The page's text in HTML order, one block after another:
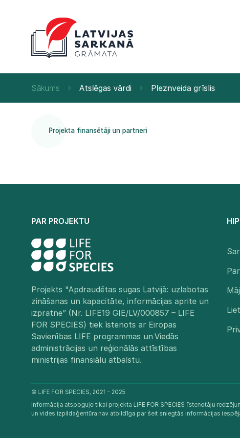
Sākums Atslēgas vārdi Pleznveida grīslis
Projekta finansētāji un partneri
PAR PROJEKTU
Projekts "Apdraudētas sugas Latvijā: uzlabotas
zināšanas un kapacitāte, informācijas aprite un
izpratne” (Nr. LIFE19 GIE/LV/000857 – LIFE
FOR SPECIES) tiek īstenots ar Eiropas
Savienības LIFE programmas un Viedās
administrācijas un reģionālās attīstības
ministrijas finansiālu atbalstu.​
© LIFE FOR SPECIES, 2021 - 2025
Informācija atspoguļo tikai projekta LIFE FOR SPECIES īstenotāju
un vides izpildaģentūra nav atbildīga par šeit sniegtās informācijas